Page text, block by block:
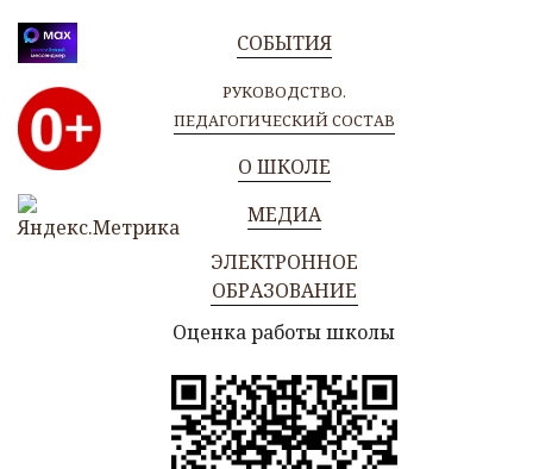
СОБЫТИЯ
РУКОВОДСТВО.
ПЕДАГОГИЧЕСКИЙ СОСТАВ
О ШКОЛЕ
МЕДИА
ЭЛЕКТРОННОЕ
ОБРАЗОВАНИЕ
Оценка работы школы